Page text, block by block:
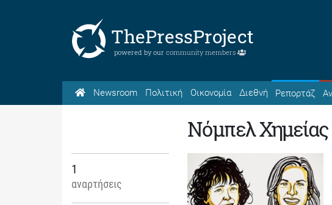
ThePressProject
powered by our community members
Newsroom Πολιτική Οικονομία Διεθνή Ρεπορτάζ
Νόμπελ Χημείας
1
αναρτήσεις